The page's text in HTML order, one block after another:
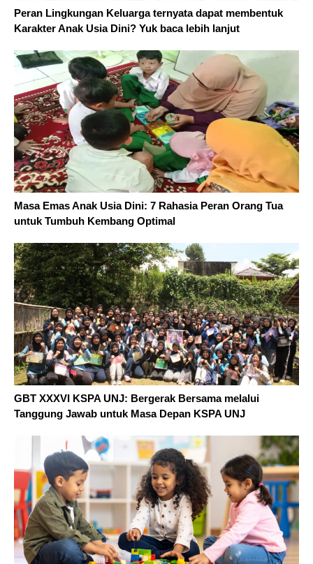
Peran Lingkungan Keluarga ternyata dapat membentuk
Karakter Anak Usia Dini? Yuk baca lebih lanjut
Masa Emas Anak Usia Dini: 7 Rahasia Peran Orang Tua
untuk Tumbuh Kembang Optimal
GBT XXXVI KSPA UNJ: Bergerak Bersama melalui
Tanggung Jawab untuk Masa Depan KSPA UNJ